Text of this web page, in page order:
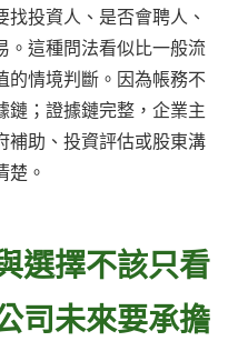
投資人、是否會聘人、
。這種問法看似比一般流
的情境判斷。因為帳務不
鏈；證據鏈完整，企業主
補助、投資評估或股東溝
楚。
選擇不該只看
司未來要承擔